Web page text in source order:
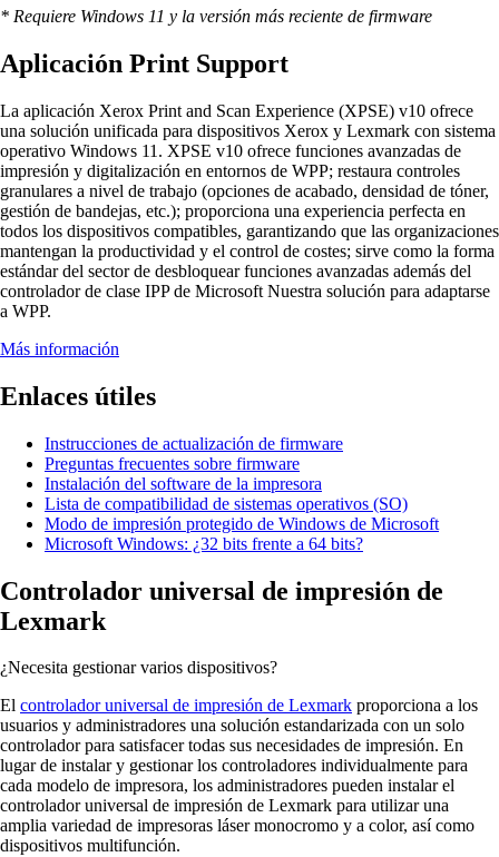
* Requiere Windows 11 y la versión más reciente de firmware
Aplicación Print Support
La aplicación Xerox Print and Scan Experience (XPSE) v10 ofrece
una solución unificada para dispositivos Xerox y Lexmark con sistema
operativo Windows 11. XPSE v10 ofrece funciones avanzadas de
impresión y digitalización en entornos de WPP; restaura controles
granulares a nivel de trabajo (opciones de acabado, densidad de tóner,
gestión de bandejas, etc.); proporciona una experiencia perfecta en
todos los dispositivos compatibles, garantizando que las organizaciones
mantengan la productividad y el control de costes; sirve como la forma
estándar del sector de desbloquear funciones avanzadas además del
controlador de clase IPP de Microsoft Nuestra solución para adaptarse
a WPP.
Más información
Enlaces útiles
Instrucciones de actualización de firmware
Preguntas frecuentes sobre firmware
Instalación del software de la impresora
Lista de compatibilidad de sistemas operativos (SO)
Modo de impresión protegido de Windows de Microsoft
Microsoft Windows: ¿32 bits frente a 64 bits?
Controlador universal de impresión de
Lexmark
¿Necesita gestionar varios dispositivos?
El controlador universal de impresión de Lexmark proporciona a los
usuarios y administradores una solución estandarizada con un solo
controlador para satisfacer todas sus necesidades de impresión. En
lugar de instalar y gestionar los controladores individualmente para
cada modelo de impresora, los administradores pueden instalar el
controlador universal de impresión de Lexmark para utilizar una
amplia variedad de impresoras láser monocromo y a color, así como
dispositivos multifunción.